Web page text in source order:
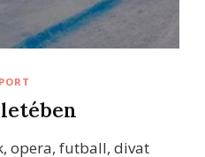
opera, futball, divat